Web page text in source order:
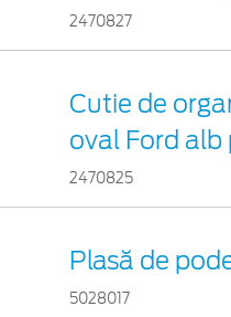
2470827
Cutie de
oval Ford alb
2470825
Plasă de
5028017